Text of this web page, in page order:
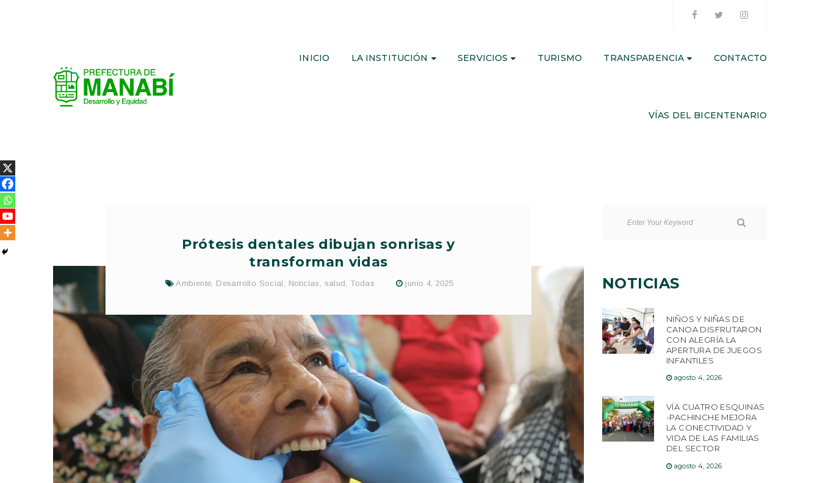
INICIO LA INSTITUCIÓN SERVICIOS TURISMO TRANSPARENCIA CONTACTO
VÍAS DEL BICENTENARIO
Prótesis dentales dibujan sonrisas y
transforman vidas
Ambiente, Desarrollo Social , Noticias , salud, Todas junio 4, 2025 NOTICIAS
NIÑOS Y NIÑAS DE
CANOA DISFRUTARON
CON ALEGRÍA LA
APERTURA DE JUEGOS
INFANTILES
agosto 4, 2026
VÍA CUATRO ESQUINAS
-PACHINCHE MEJORA
LA CONECTIVIDAD Y
VIDA DE LAS FAMILIAS
DEL SECTOR
agosto 4, 2026